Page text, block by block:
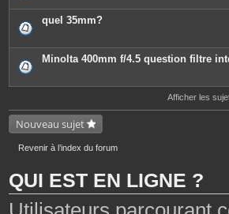
o
e
s
quel 35mm?
Minolta 400mm f/4.5 question filtre
Afficher les
Nouveau sujet
Revenir à l’index du forum
QUI EST EN LIGNE ?